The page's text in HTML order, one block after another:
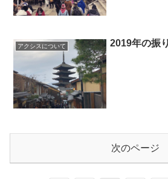
アクシスについて 2019年の振
次のページ